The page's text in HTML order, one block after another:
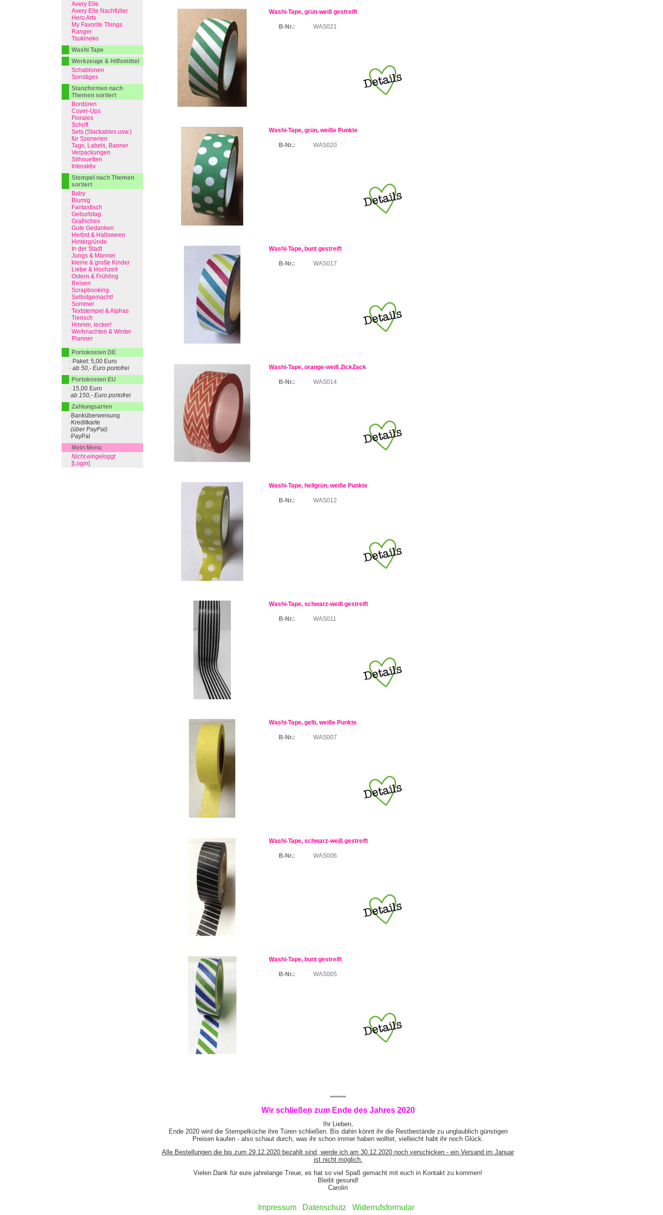
Washi-Tape, grün-weiß gestreift
B-Nr.: WAS021
Washi-Tape, grün, weiße Punkte
B-Nr.: WAS020
Washi-Tape, bunt gestreift
B-Nr.: WAS017
Washi-Tape, orange-weiß ZickZack
B-Nr.: WAS014
Washi-Tape, hellgrün, weiße Punkte
B-Nr.: WAS012
Washi-Tape, schwarz-weiß gestreift
B-Nr.: WAS011
Washi-Tape, gelb, weiße Punkte
B-Nr.: WAS007
Washi-Tape, schwarz-weiß gestreift
B-Nr.: WAS006
Washi-Tape, bunt gestreift
B-Nr.: WAS005
********
Wir schließen zum Ende des Jahres 2020
Ihr Lieben,
Ende 2020 wird die Stempelküche ihre Türen schließen. Bis dahin könnt ihr die Restbestände zu unglaublich günstigen
Preisen kaufen - also schaut durch, was ihr schon immer haben wolltet, vielleicht habt ihr noch Glück.
Alle Bestellungen die bis zum 29.12.2020 bezahlt sind, werde ich am 30.12.2020 noch verschicken - ein Versand im Januar
ist nicht möglich.
Vielen Dank für eure jahrelange Treue, es hat so viel Spaß gemacht mit euch in Kontakt zu kommen!
Bleibt gesund!
Carolin
Impressum Datenschutz Widerrufsformular
Avery Elle
Avery Elle Nachfüller
Hero Arts
My Favorite Things
Ranger
Tsukineko
Washi Tape
Werkzeuge & Hilfsmittel
Schablonen
Sonstiges
Stanzformen nach
Themen sortiert
Bordüren
Cover-Ups
Florales
Schrift
Sets (Stackables usw.)
für Szenerien
Tags, Labels, Banner
Verpackungen
Silhouetten
Interaktiv
Stempel nach Themen
sortiert
Baby
Blumig
Fantastisch
Geburtstag
Grafisches
Gute Gedanken
Herbst & Halloween
Hintergründe
In der Stadt
Jungs & Männer
kleine & große Kinder
Liebe & Hochzeit
Ostern & Frühling
Reisen
Scrapbooking
Selbstgemacht!
Sommer
Textstempel & Alphas
Tierisch
Hmmm, lecker!
Weihnachten & Winter
Planner
Portokosten DE
· Paket: 5,00 Euro
· ab 50,- Euro portofrei
Portokosten EU
· 15,00 Euro
ab 150,- Euro portofrei
Zahlungsarten
·Banküberweisung
·Kreditkarte
(über PayPal)
·PayPal
Mein Menu
Nicht eingeloggt
[Login]